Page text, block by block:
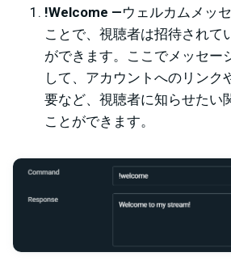
!Welcome —ウェルカムメッ
ことで、視聴者は招待されて
ができます。ここでメッセー
して、アカウントへのリンク
要など、視聴者に知らせたい
ことができます。